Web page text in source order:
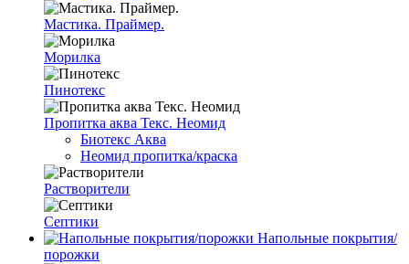
Мастика. Праймер.
Морилка
Пинотекс
Пропитка аква Текс. Неомид
Биотекс Аква
Неомид пропитка/краска
Растворители
Септики
Напольные покрытия/
порожки